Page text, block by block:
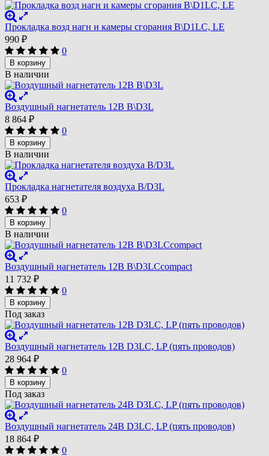
Прокладка возд нагн и камеры сгорания B\D1LС, LE
990 ₽
0
В корзину
В наличии
Воздушный нагнетатель 12В B\D3L
8 864 ₽
0
В корзину
В наличии
Прокладка нагнетателя воздуха B/D3L
653 ₽
0
В корзину
В наличии
Воздушный нагнетатель 12В B\D3LCcompact
11 732 ₽
0
В корзину
Под заказ
Воздушный нагнетатель 12В D3LC, LP (пять проводов)
28 964 ₽
0
В корзину
Под заказ
Воздушный нагнетатель 24В D3LC, LP (пять проводов)
18 864 ₽
0